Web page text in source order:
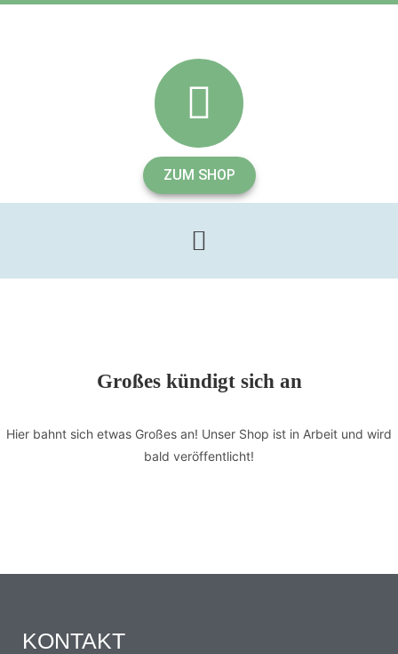
ZUM SHOP
Großes kündigt sich an
Hier bahnt sich etwas Großes an! Unser Shop ist in Arbeit und wird
bald veröffentlicht!
KONTAKT